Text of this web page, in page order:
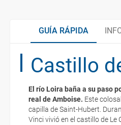
GUÍA RÁPIDA
Castillo
El río Loira baña a su paso
real de Amboise. Este
capilla de Saint-Hubert.
Vinci vivió en el castillo de
Guía útil
El Loira en bici
La documentación de tu
esté realizado completamente.